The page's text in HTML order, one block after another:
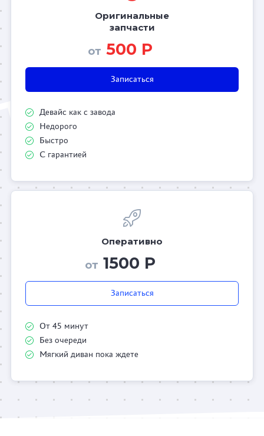
Оригинальные
запчасти
от 500 Р
Записаться
Девайс как с завода
Недорого
Быстро
С гарантией
Оперативно
от 1500 Р
Записаться
От 45 минут
Без очереди
Мягкий диван пока ждете